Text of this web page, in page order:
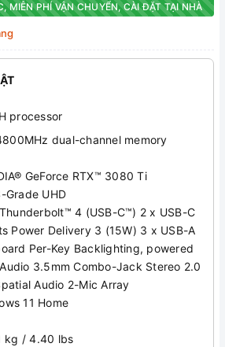
MIỄN PHÍ VẬN CHUYỂN, CÀI ĐẶT TẠI NHÀ
processor
dual-channel memory
GeForce RTX™ 3080 Ti
Grade UHD
4 (USB-C™) 2 x USB-C
Power Delivery 3 (15W) 3 x USB-A
Per-Key Backlighting, powered
3.5mm Combo-Jack Stereo 2.0
Audio 2-Mic Array
11 Home
/ 4.40 lbs